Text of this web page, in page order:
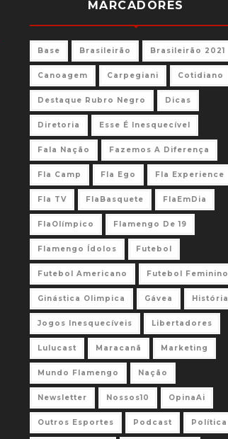
MARCADORES
Base Brasileirão Brasileirão 2021
Canoagem Carpegiani Cotidiano
Destaque Rubro Negro Dicas
Diretoria Esse É Inesquecível
Fala Nação Fazemos A Diferença
Fla Camp Fla Ego Fla Experience
Fla TV FlaBasquete FlaEmDia
FlaOlímpico Flamengo De 19
Flamengo Ídolos Futebol
Futebol Americano Futebol Feminino
Ginástica Olimpica Gávea História
Jogos Inesquecíveis Libertadores
Lulucast Maracanã Marketing
Mundo Flamengo Nação
Newsletter Nossos10 OpinaAi
Outros Esportes Podcast Política